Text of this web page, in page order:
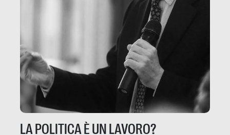
LA POLITICA È UN LAVORO?